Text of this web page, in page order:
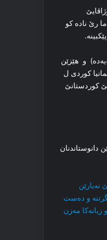
رێ نادە كو
و ھێزێن
كوردی ل
كوردستانێ
دانوستاندنان
و دەست
مەزن